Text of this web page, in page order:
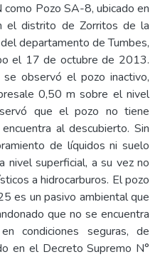
Pozo SA-8, ubicado en
distrito de Zorritos de la
departamento de Tumbes,
el 17 de octubre de 2013.
observó el pozo inactivo,
0,50 m sobre el nivel
que el pozo no tiene
al descubierto. Sin
de líquidos ni suelo
nivel superficial, a su vez no
a hidrocarburos. El pozo
es un pasivo ambiental que
que no se encuentra
condiciones seguras, de
en el Decreto Supremo N°